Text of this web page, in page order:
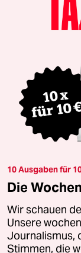
10 Ausgaben für
Die
Wir schauen
Unsere
Journalismus,
Stimmen, die